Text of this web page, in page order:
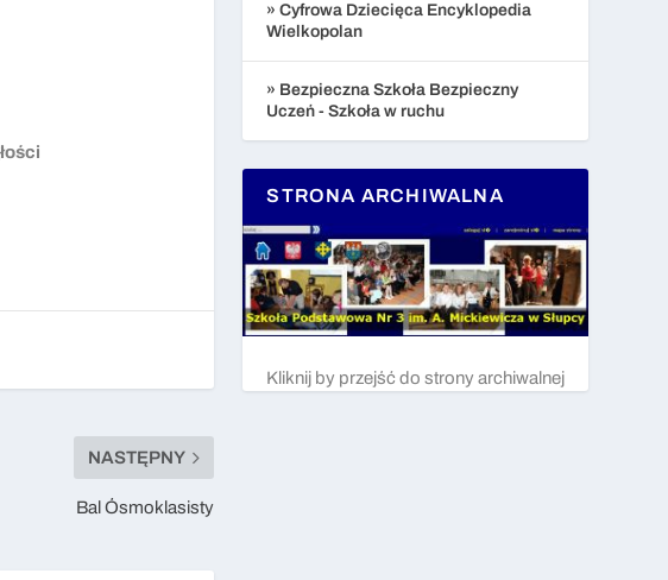
NASTĘPNY
Bal Ósmoklasisty
» Cyfrowa Dziecięca Encyklopedia
Wielkopolan
» Bezpieczna Szkoła Bezpieczny
Uczeń - Szkoła w ruchu
STRONA ARCHIWALNA
Kliknij by przejść do strony archiwalnej